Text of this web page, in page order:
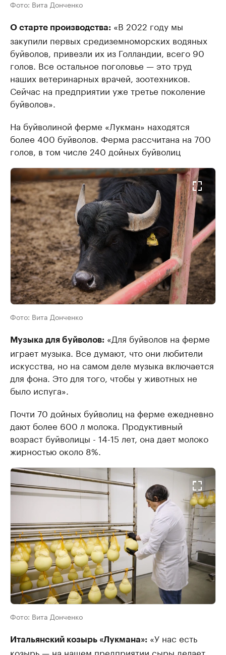
Фото: Вита Донченко
О старте производства: «В 2022 году мы
закупили первых средиземноморских водяных
буйволов, привезли их из Голландии, всего 90
голов. Все остальное поголовье — это труд
наших ветеринарных врачей, зоотехников.
Сейчас на предприятии уже третье поколение
буйволов».
На буйволиной ферме «Лукман» находятся
более 400 буйволов. Ферма рассчитана на 700
голов, в том числе 240 дойных буйволиц
Фото: Вита Донченко
Музыка для буйволов: «Для буйволов на ферме
играет музыка. Все думают, что они любители
искусства, но на самом деле музыка включается
для фона. Это для того, чтобы у животных не
было испуга».
Почти 70 дойных буйволиц на ферме ежедневно
дают более 600 л молока. Продуктивный
возраст буйволицы - 14-15 лет, она дает молоко
жирностью около 8%.
Фото: Вита Донченко
Итальянский козырь «Лукмана»: «У нас есть
козырь — на нашем предприятии сыры делает